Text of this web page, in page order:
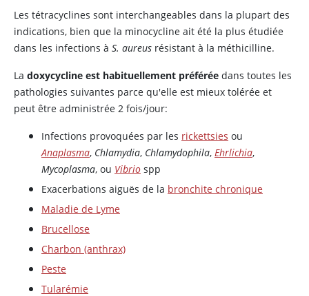
Les tétracyclines sont interchangeables dans la plupart des
indications, bien que la minocycline ait été la plus étudiée
dans les infections à S. aureus résistant à la méthicilline.
La doxycycline est habituellement préférée dans toutes les
pathologies suivantes parce qu'elle est mieux tolérée et
peut être administrée 2 fois/jour:
Infections provoquées par les rickettsies ou
Anaplasma, Chlamydia, Chlamydophila, Ehrlichia,
Mycoplasma, ou Vibrio spp
Exacerbations aiguës de la bronchite chronique
Maladie de Lyme
Brucellose
Charbon (anthrax)
Peste
Tularémie